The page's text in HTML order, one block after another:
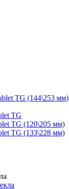
TG (144\253 мм)
TG
TG (120\205 мм)
TG (133\228 мм)